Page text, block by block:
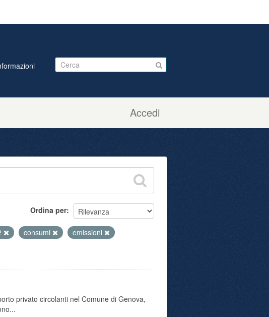
Accedi
Ordina per
consumi
emissioni
privato circolanti nel Comune di Genova,